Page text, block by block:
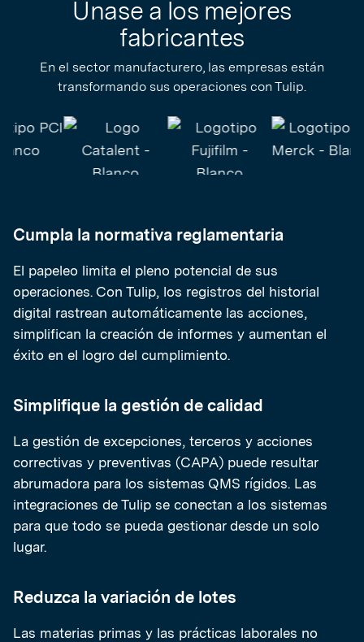
Únase a los mejores
fabricantes
En el sector manufacturero, las empresas están
transformando sus operaciones con Tulip.
Cumpla la normativa reglamentaria
El papeleo limita el pleno potencial de sus
operaciones. Con Tulip, los registros del historial
digital rastrean automáticamente las acciones,
simplifican la creación de informes y aumentan el
éxito en el logro del cumplimiento.
Simplifique la gestión de calidad
La gestión de excepciones, terceros y acciones
correctivas y preventivas (CAPA) puede resultar
abrumadora para los sistemas QMS rígidos. Las
integraciones de Tulip se conectan a los sistemas
para que todo se pueda gestionar desde un solo
lugar.
Reduzca la variación de lotes
Las materias primas y las prácticas laborales no